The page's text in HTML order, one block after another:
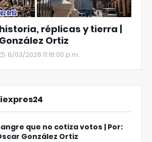
réplicas y tierra |
Ortiz
8/03/2026 11:16:00 p.m.
que no cotiza votos | Por:
González Ortiz